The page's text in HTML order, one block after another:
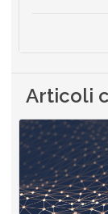
Articoli